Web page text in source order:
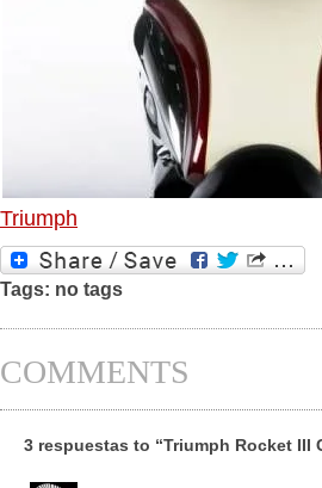
Triumph
Tags: no tags
COMMENTS
3 respuestas to “Triumph Rocket III